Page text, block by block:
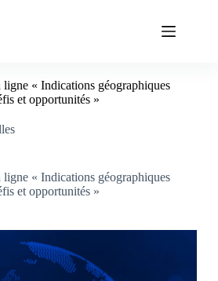
« Indications géographiques
et opportunités »
« Indications géographiques
et opportunités »